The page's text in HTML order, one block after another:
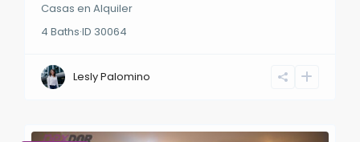
Casas enAlquiler
4 Baths·ID 30064
Lesly Palomino